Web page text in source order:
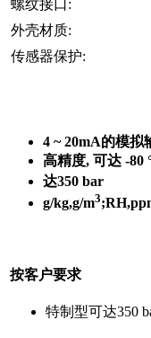
螺纹接口:
外壳材质:
传感器保护:
4 ~ 20mA的模拟
高精度, 可达 -80
达350 bar
g/kg,g/m3
按客户要求
特制型可达350